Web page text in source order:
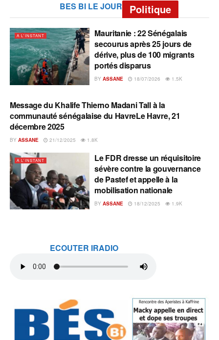
BES BI LE JOUR Politique
A L'INSTANT
Mauritanie : 22 Sénégalais
secourus après 25 jours de
dérive, plus de 100 migrants
portés disparus
BY ASSANE 18/07/2026 1.5K
A L'INSTANT
Message du Khalife Thierno Madani Tall à la
communauté sénégalaise du HavreLe Havre, 21
décembre 2025
BY ASSANE 21/12/2025 1.8K
A L'INSTANT
Le FDR dresse un réquisitoire
sévère contre la gouvernance
de Pastef et appelle à la
mobilisation nationale
BY ASSANE 18/12/2025 1.9K
ECOUTER IRADIO